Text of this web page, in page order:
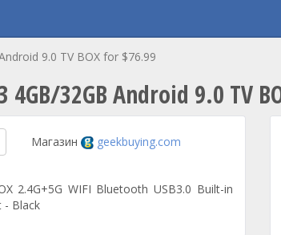
9.0 TV BOX for $76.99
32GB Android 9.0 TV
Магазин geekbuying.com
2.4G+5G WIFI Bluetooth USB3.0 Built-in
- Black